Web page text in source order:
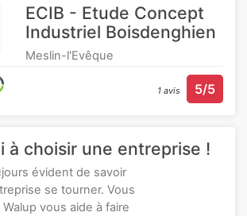
ECIB - Etude Concept
Industriel Boisdenghien
Meslin-l'Evêque
1 avis 5/5
à choisir une entreprise !
évident de savoir
se tourner. Vous
vous aide à faire